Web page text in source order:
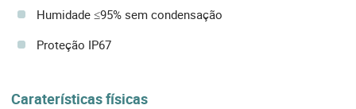
Humidade ≤95% sem condensação
Proteção IP67
Caraterísticas físicas